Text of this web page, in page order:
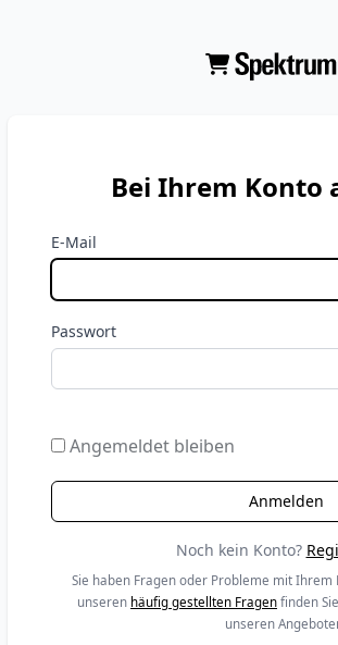
Bei Ihrem Konto
E-Mail
Passwort
Angemeldet bleiben
Noch kein Konto?
Sie haben Fragen oder Probleme mit Ihrem
unseren häufig gestellten Fragen finden
unseren